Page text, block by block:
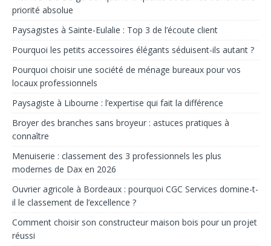
priorité absolue
Paysagistes à Sainte-Eulalie : Top 3 de l’écoute client
Pourquoi les petits accessoires élégants séduisent-ils autant ?
Pourquoi choisir une société de ménage bureaux pour vos
locaux professionnels
Paysagiste à Libourne : l’expertise qui fait la différence
Broyer des branches sans broyeur : astuces pratiques à
connaître
Menuiserie : classement des 3 professionnels les plus
modernes de Dax en 2026
Ouvrier agricole à Bordeaux : pourquoi CGC Services domine-t-
il le classement de l’excellence ?
Comment choisir son constructeur maison bois pour un projet
réussi